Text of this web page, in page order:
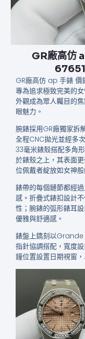
GR廠高仿
GR廠高仿 ap 手錶 價
專為追求極致完美的
外觀成為眾人矚目的
眼魅力。
腕錶採用GR廠獨家拆
全程CNC拋光並經多
33毫米錶殼搭配多角
於錶殼之上，其表面
位佩戴者綻放如女神般
錶帶的每個鏈節都經
感。折疊式錶扣設計
性；腕錶的弧形錶耳
優雅與舒適感。
錶盤上鐫刻以
指針協調搭配，寬度
鐘位置設置日期視窗